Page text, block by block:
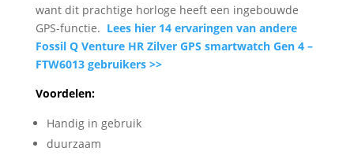
want dit prachtige horloge heeft een ingebouwde
GPS-functie. Lees hier 14 ervaringen van andere
Fossil Q Venture HR Zilver GPS smartwatch Gen 4 –
FTW6013 gebruikers >>
Voordelen:
Handig in gebruik
duurzaam